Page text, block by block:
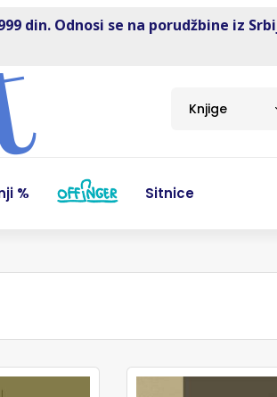
din. Odnosi se na porudžbine iz
Knjige
% Sitnice